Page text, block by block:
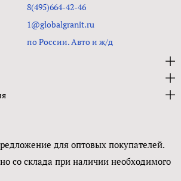
8(495)664-42-46
1@globalgranit.ru
по России. Авто и ж/д
для оптовых покупателей.
со склада при наличии необходимого